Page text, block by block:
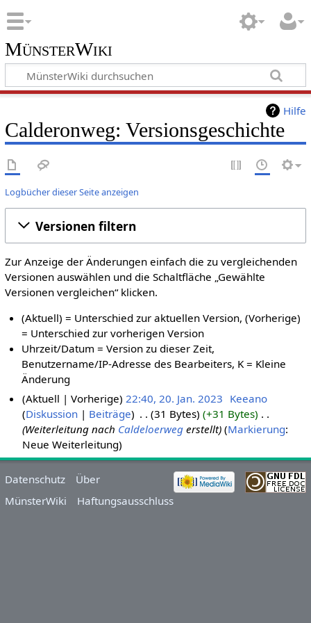
MünsterWiki
Hilfe
Calderonweg: Versionsgeschichte
Logbücher dieser Seite anzeigen
Versionen filtern
Zur Anzeige der Änderungen einfach die zu vergleichenden
Versionen auswählen und die Schaltfläche „Gewählte
Versionen vergleichen“ klicken.
(Aktuell) = Unterschied zur aktuellen Version, (Vorherige)
= Unterschied zur vorherigen Version
Uhrzeit/Datum = Version zu dieser Zeit,
Benutzername/IP-Adresse des Bearbeiters, K = Kleine
Änderung
Aktuell
Vorherige 22:40, 20. Jan. 2023 Keeano
Diskussion
Beiträge 31 Bytes +31 Bytes
Weiterleitung nach Caldeloerweg erstellt Markierung:
Neue Weiterleitung
Datenschutz
Über
MünsterWiki
Haftungsausschluss